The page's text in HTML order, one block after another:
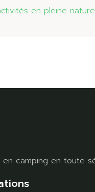
en pleine
en camping en toute